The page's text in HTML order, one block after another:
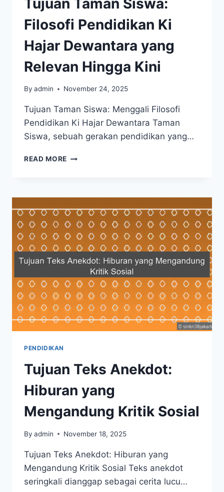
PERUT!
Tujuan Taman Siswa:
Filosofi Pendidikan Ki
Hajar Dewantara yang
Relevan Hingga Kini
By admin November 24, 2025
Tujuan Taman Siswa: Menggali Filosofi
Pendidikan Ki Hajar Dewantara Taman
Siswa, sebuah gerakan pendidikan yang…
READ MORE TUJUAN
PENDIDIKAN
KI
HAJAR
DEWANTARA
YANG
RELEVAN
HINGGA
PENDIDIKAN
Tujuan Teks Anekdot:
Hiburan yang
Mengandung Kritik Sosial
By admin November 18, 2025
Tujuan Teks Anekdot: Hiburan yang
Mengandung Kritik Sosial Teks anekdot
seringkali dianggap sebagai cerita lucu…